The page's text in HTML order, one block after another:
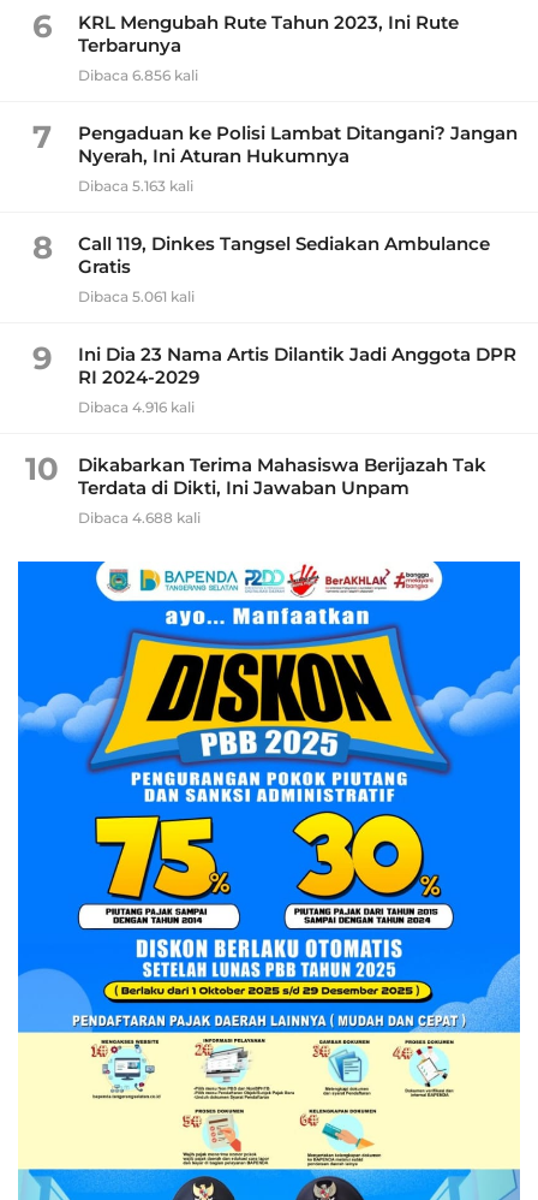
6
KRL Mengubah Rute Tahun 2023, Ini Rute
Terbarunya
Dibaca 6.856 kali
7
Pengaduan ke Polisi Lambat Ditangani? Jangan
Nyerah, Ini Aturan Hukumnya
Dibaca 5.163 kali
8
Call 119, Dinkes Tangsel Sediakan Ambulance
Gratis
Dibaca 5.061 kali
9
Ini Dia 23 Nama Artis Dilantik Jadi Anggota DPR
RI 2024-2029
Dibaca 4.916 kali
10
Dikabarkan Terima Mahasiswa Berijazah Tak
Terdata di Dikti, Ini Jawaban Unpam
Dibaca 4.688 kali